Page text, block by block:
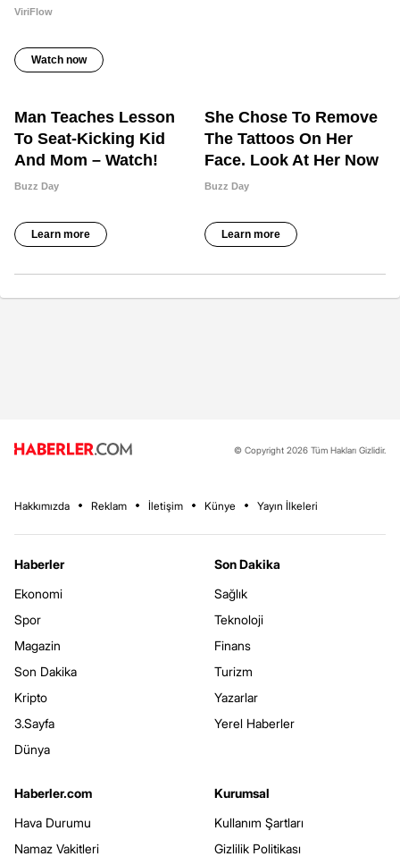
© Copyright 2026 Tüm Hakları Gizlidir.
Hakkımızda Reklam İletişim Künye Yayın İlkeleri
Haberler
Ekonomi
Spor
Magazin
Son Dakika
Kripto
3.Sayfa
Dünya
Son Dakika
Sağlık
Teknoloji
Finans
Turizm
Yazarlar
Yerel Haberler
Haberler.com
Hava Durumu
Namaz Vakitleri
Kurumsal
Kullanım Şartları
Gizlilik Politikası